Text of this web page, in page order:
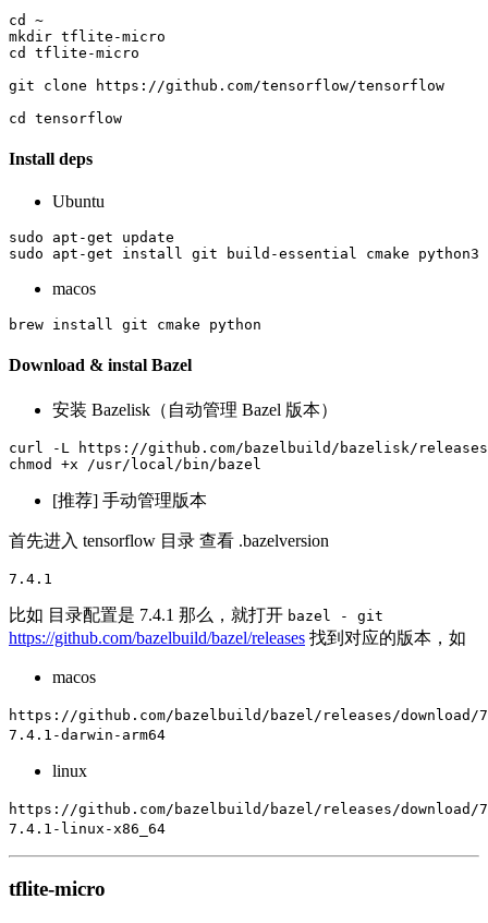
cd ~
mkdir tflite-micro
cd tflite-micro
git clone https://github.com/tensorflow/tensorflow
Install deps
Ubuntu
sudo apt-get update
sudo apt-get install git build-essential cmake python3
macos
brew install git cmake python
Download & instal Bazel
安装 Bazelisk（自动管理 Bazel 版本）
curl -L https://github.com/bazelbuild/bazelisk/
chmod +x /usr/local/bin/bazel
[推荐] 手动管理版本
首先进入 tensorflow 目录 查看 .bazelversion
7.4.1
比如 目录配置是 7.4.1 那么，就打开 bazel - git
https://github.com/bazelbuild/bazel/releases 找到对应的版本，如
macos
https://github.com/bazelbuild/bazel/releases/download/
7.4.1-darwin-arm64
linux
https://github.com/bazelbuild/bazel/releases/download/
7.4.1-linux-x86_64
tflite-micro